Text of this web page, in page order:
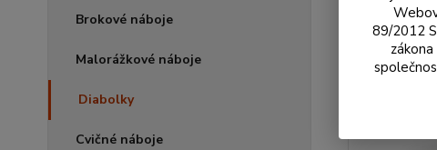
Brokové náboje
Malorážkové náboje
Diabolky
Cvičné náboje
89/2012